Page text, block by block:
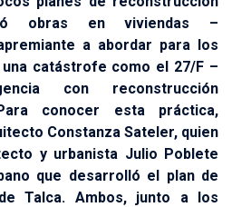
obras en viviendas –
a abordar para los
catástrofe como el 27/F –
con reconstrucción
conocer esta práctica,
Constanza Sateler, quien
y urbanista Julio Poblete
que desarrolló el plan de
Talca. Ambos, junto a los